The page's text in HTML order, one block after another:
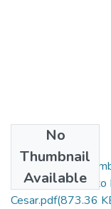
No
Thumbnail
Available
La Guerra en
de
Cesar.pdf(873.36